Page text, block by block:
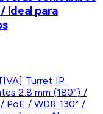
Ideal para